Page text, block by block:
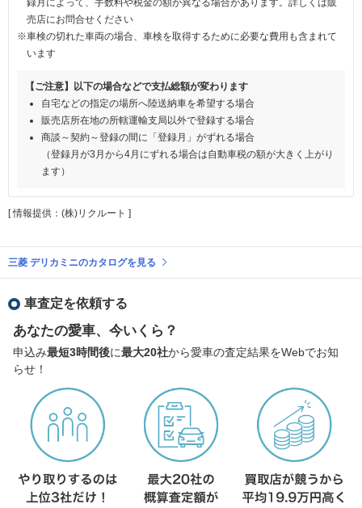
売店にお問合せください
※車検の切れた車両の場合、車検を取得するために必要な費用も含まれて
います
【ご注意】以下の場合などで支払総額が変わります
自宅などの指定の場所へ陸送納車を希望する場合
販売店所在地の所轄運輸支局以外で登録する場合
商談～契約～登録の間に「登録月」がずれる場合
（登録月が3月から4月にずれる場合は自動車税の額が大きく上がり
ます）
[ 情報提供：(株)リクルート ]
三菱 デリカミニのカタログを見る
車査定を依頼する
あなたの愛車、今いくら？
申込み最短3時間後に最大20社から愛車の査定結果をWebでお知
らせ！